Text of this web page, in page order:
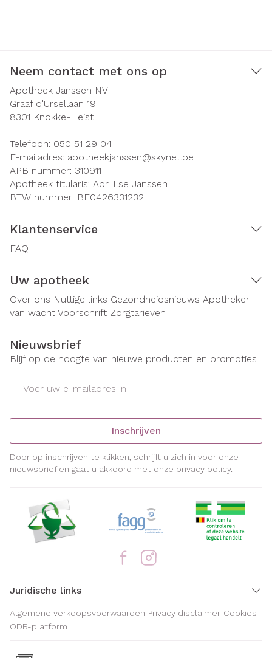
Neem contact met ons op
Apotheek Janssen NV
Graaf d'Ursellaan 19
8301 Knokke-Heist
Telefoon: 050 51 29 04
E-mailadres: apotheekjanssen@skynet.be
APB nummer: 310911
Apotheek titularis: Apr. Ilse Janssen
BTW nummer: BE0426331232
Klantenservice
FAQ
Uw apotheek
Over ons Nuttige links Gezondheidsnieuws Apotheker
van wacht Voorschrift Zorgtarieven
Nieuwsbrief
Blijf op de hoogte van nieuwe producten en promoties
Inschrijven
Door op inschrijven te klikken, schrijft u zich in voor onze
nieuwsbrief en gaat u akkoord met onze privacy policy.
Juridische links
Algemene verkoopsvoorwaarden Privacy disclaimer Cookies
ODR-platform